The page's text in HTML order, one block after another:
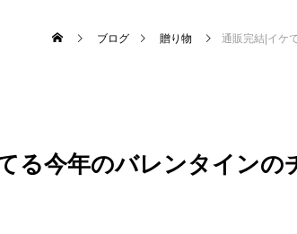
ブログ 贈り物 通販完結|イケてる
る今年のバレンタインの